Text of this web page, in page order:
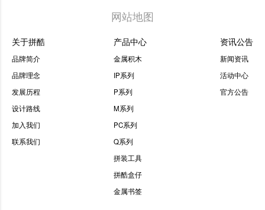
网站地图
关于拼酷
品牌简介
品牌理念
发展历程
设计路线
加入我们
联系我们
产品中心
金属积木
IP系列
P系列
M系列
PC系列
Q系列
拼装工具
拼酷盒仔
金属书签
资讯公告
新闻资讯
活动中心
官方公告